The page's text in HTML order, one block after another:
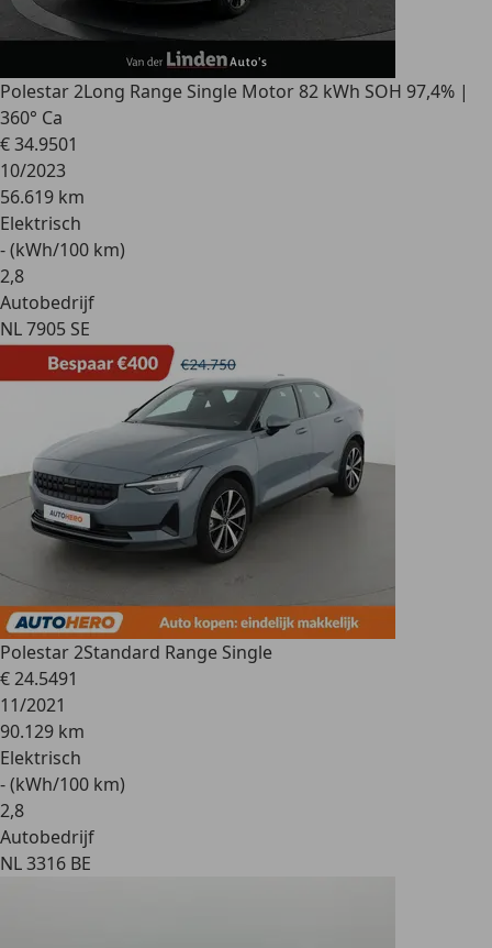
Polestar 2Long Range Single Motor 82 kWh SOH 97,4% |
360° Ca
€ 34.9501
10/2023
56.619 km
Elektrisch
- (kWh/100 km)
2,8
Autobedrijf
NL 7905 SE
Polestar 2Standard Range Single
€ 24.5491
11/2021
90.129 km
Elektrisch
- (kWh/100 km)
2,8
Autobedrijf
NL 3316 BE